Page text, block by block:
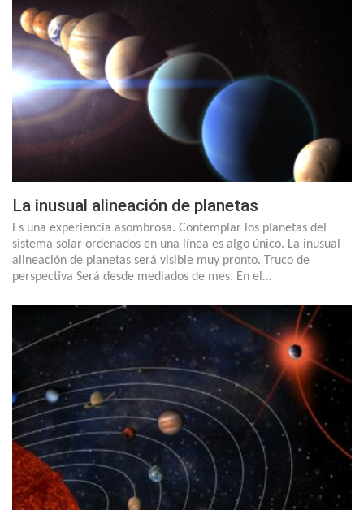
La inusual alineación de planetas
Es una experiencia asombrosa. Contemplar los planetas del
sistema solar ordenados en una línea es algo único. La inusual
alineación de planetas será visible muy pronto. Truco de
perspectiva Será desde mediados de mes. En el…